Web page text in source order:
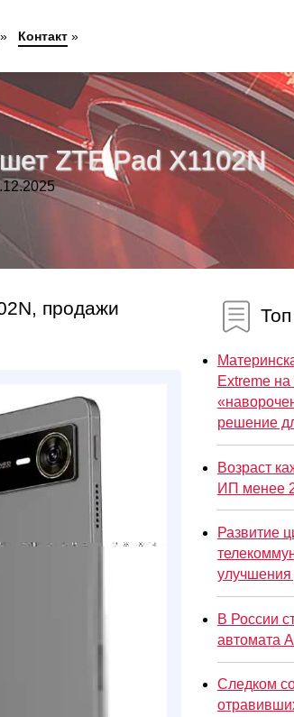
ZTE Pad X1102N
продажи
Extreme
решение
Возраст
ИП менее
Развитие
улучшения
В России
автомата
Следком
» Контакт»